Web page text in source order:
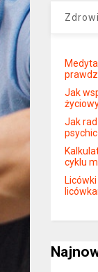
Jak
Jak
cyklu